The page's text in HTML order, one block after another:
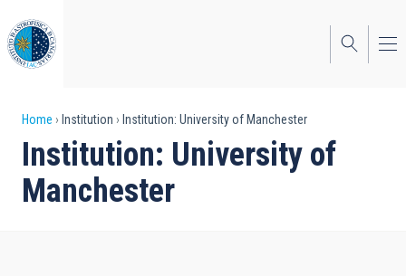
to
main
content
Breadcrumb
Home Institution Institution: University of Manchester
Institution: University of
Manchester